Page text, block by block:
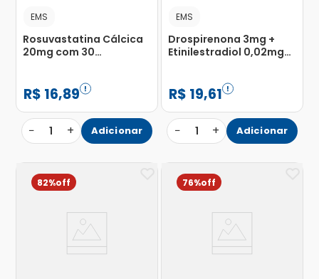
EMS
Rosuvastatina Cálcica
20mg com 30
R$ 16,89
− 1 + Adicionar
EMS
Drospirenona 3mg +
Etinilestradiol 0,02mg
R$ 19,61
− 1 + Adicionar
82% 76%